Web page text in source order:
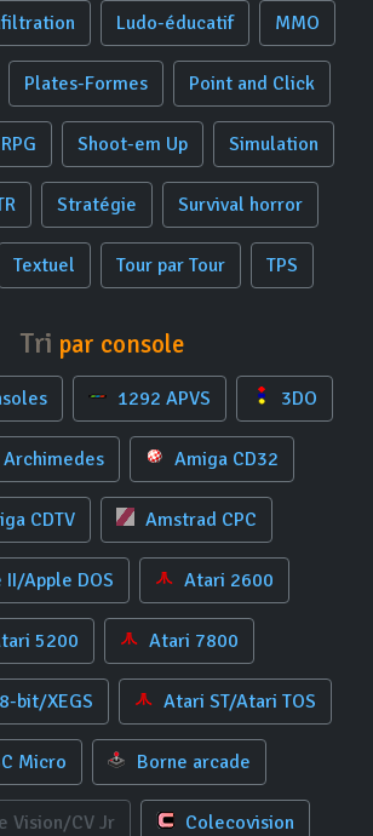
Ludo-éducatif MMO
Plates-Formes Point and Click
RPG Shoot-em Up Simulation
Stratégie Survival horror
Textuel Tour par Tour TPS
Tri par console
1292 APVS 3DO
Amiga CD32
CDTV Amstrad CPC
II/Apple DOS Atari 2600
5200 Atari 7800
bit/XEGS Atari ST/Atari TOS
Micro Borne arcade
Vision/CV Jr Colecovision